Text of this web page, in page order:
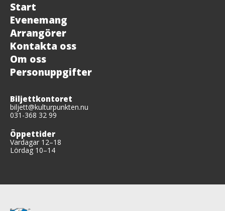
Start
Evenemang
Arrangörer
Kontakta oss
Om oss
Personuppgifter
Biljettkontoret
biljett@kulturpunkten.nu
031-368 32 99
Öppettider
Vardagar 12–18
Lördag 10–14